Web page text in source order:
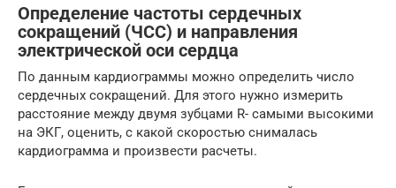
Определение частоты сердечных
сокращений (ЧСС) и направления
электрической оси сердца
По данным кардиограммы можно определить число
сердечных сокращений. Для этого нужно измерить
расстояние между двумя зубцами R- самыми высокими
на ЭКГ, оценить, с какой скоростью снималась
кардиограмма и произвести расчеты.